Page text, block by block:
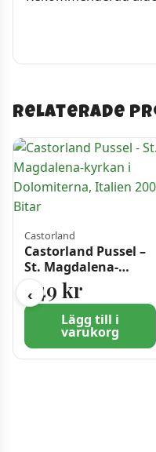
Relaterade
‹
Castorland
Castorland Pussel –
St. Magdalena-
kyrkan i
Dolomiterna, Italien
2000 Bitar
249 kr
Lägg till i
varukorg